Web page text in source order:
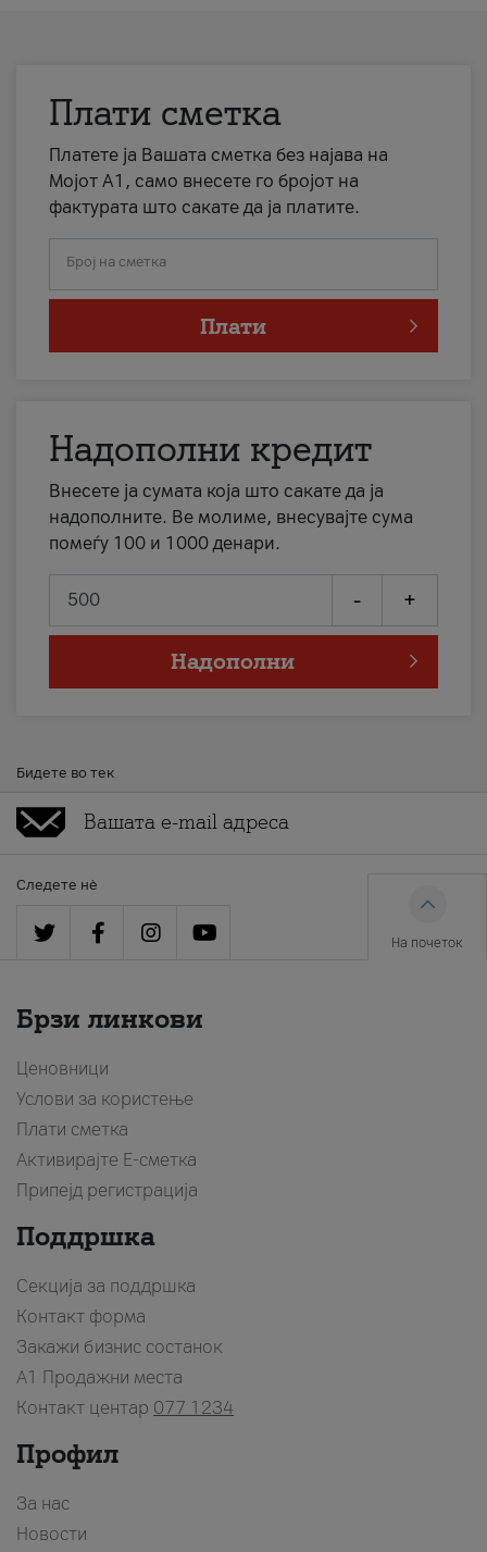
Плати сметка
Платете ја Вашата сметка без најава на
Мојот А1, само внесете го бројот на
фактурата што сакате да ја платите.
Број на сметка
Плати
Надополни кредит
Внесете ја сумата која што сакате да ја
надополните. Ве молиме, внесувајте сума
помеѓу 100 и 1000 денари.
- +
Надополни
Бидете во тек
Следете нè
На почеток
Брзи линкови
Ценовници
Услови за користење
Плати сметка
Активирајте Е-сметка
Припејд регистрација
Поддршка
Секција за поддршка
Контакт форма
Закажи бизнис состанок
A1 Продажни места
Контакт центар 077 1234
Профил
За нас
Новости